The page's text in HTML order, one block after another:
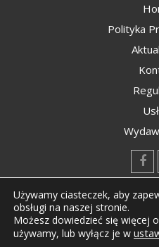
Polityka
Używamy ciasteczek, aby
obsługi na naszej stronie.
Możesz dowiedzieć się więcej
używamy, lub wyłącz je w